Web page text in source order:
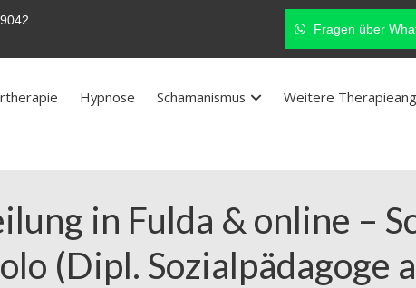
Fragen über
Hypnose Schamanismus Weitere
in Fulda & online –
(Dipl. Sozialpädagoge